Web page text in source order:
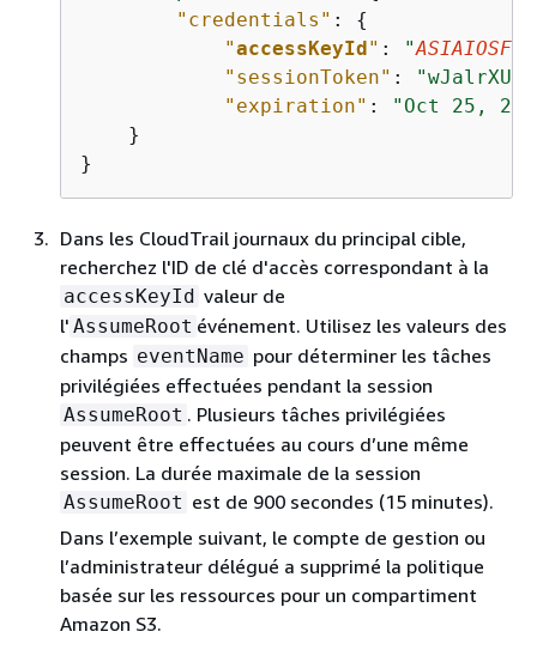
"credentials" : {
"accessKeyId" : "
"sessionToken" :
"expiration" :
"Oct 25,
    }
}
Dans les CloudTrail journaux du principal cible,
recherchez l'ID de clé d'accès correspondant à la
accessKeyId valeur de
l' AssumeRoot événement. Utilisez les valeurs des
champs eventName pour déterminer les tâches
privilégiées effectuées pendant la session
AssumeRoot . Plusieurs tâches privilégiées
peuvent être effectuées au cours d’une même
session. La durée maximale de la session
AssumeRoot est de 900 secondes (15 minutes).
Dans l’exemple suivant, le compte de gestion ou
l’administrateur délégué a supprimé la politique
basée sur les ressources pour un compartiment
Amazon S3.